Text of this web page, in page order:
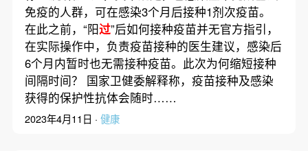
免疫的人群，可在感染3个月后接种1剂次疫苗。
在此之前，“阳过”后如何接种疫苗并无官方指引，
在实际操作中，负责疫苗接种的医生建议，感染后
6个月内暂时也无需接种疫苗。此次为何缩短接种
间隔时间？ 国家卫健委解释称，疫苗接种及感染
获得的保护性抗体会随时……
2023年4月11日 · 健康